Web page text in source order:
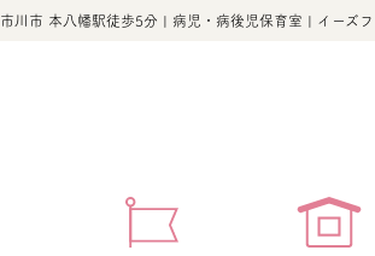
市川市 本八幡駅徒歩5分 | 病児・病後児保育室 | イーズ